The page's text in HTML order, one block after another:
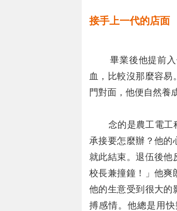
接手上一代的店
畢業後他提前入
血，比較沒那麼容
門對面，他便自然養
念的是農工電工科
承接要怎麼辦？他的
就此結束。退伍後他
校長兼撞鐘！」他爽
他的生意受到很大的
搏感情。他總是用